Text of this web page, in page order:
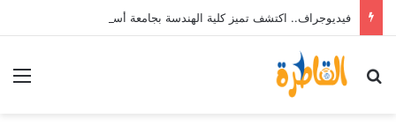
فيديوجراف.. اكتشف تميز كلية الهندسة بجامعة أسيوط
بحث عن